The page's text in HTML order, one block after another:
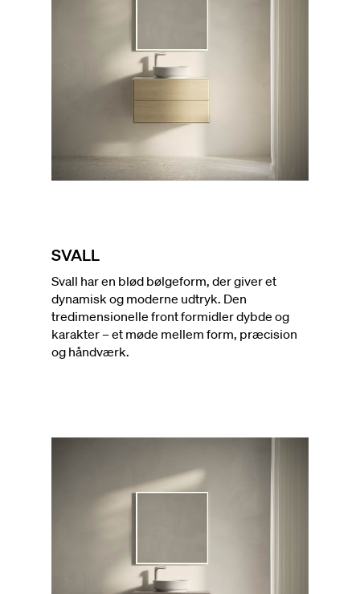
SVALL
Svall har en blød bølgeform, der giver et
dynamisk og moderne udtryk. Den
tredimensionelle front formidler dybde og
karakter – et møde mellem form, præcision
og håndværk.